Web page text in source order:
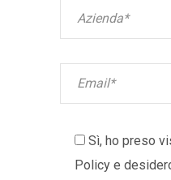
Sì, ho preso
Policy e